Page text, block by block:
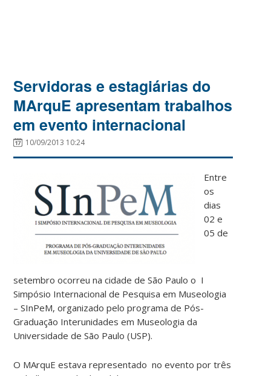
Servidoras e estagiárias do
MArquE apresentam trabalhos
em evento internacional
10/09/2013 10:24
Entre
os
dias
02 e
05 de
setembro ocorreu na cidade de São Paulo o I
Simpósio Internacional de Pesquisa em Museologia
– SInPeM, organizado pelo programa de Pós-
Graduação Interunidades em Museologia da
Universidade de São Paulo (USP).
O MArquE estava representado no evento por três